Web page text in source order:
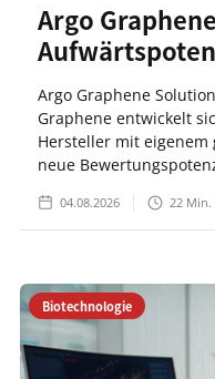
Argo
Argo Graphene
Graphene entwickelt
Hersteller mit
neue
04.08.2026 22 Min.
Biotechnologie